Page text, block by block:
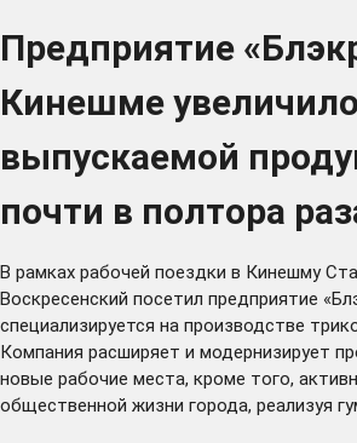
Предприятие
Кинешме
выпускаемой
почти в полтора
В рамках рабочей поездки в Кинешму
Воскресенский посетил предприятие
специализируется на производстве
Компания расширяет и модернизирует
новые рабочие места, кроме того,
общественной жизни города, реализуя